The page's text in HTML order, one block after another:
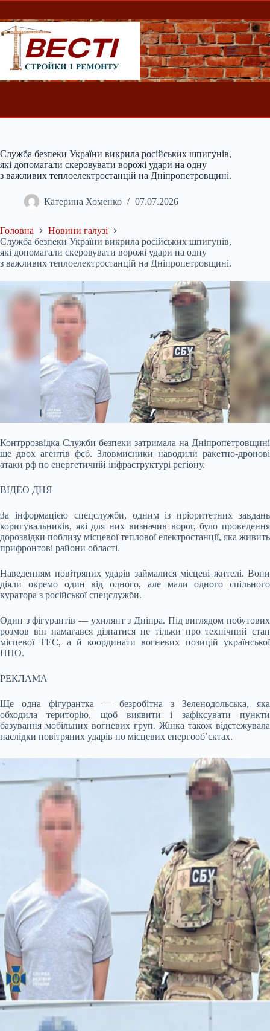
Перейти
вмісту
Служба безпеки України викрила російських шпигунів,
які допомагали скеровувати ворожі удари на одну
з важливих теплоелектростанцій на Дніпропетровщині.
Катерина Хоменко 07.07.2026
Головна
Новини галузі
Служба безпеки України викрила російських шпигунів,
які допомагали скеровувати ворожі удари на одну
з важливих теплоелектростанцій на Дніпропетровщині.
Контррозвідка Служби безпеки затримала на Дніпропетровщині
ще двох агентів фсб. Зловмисники наводили ракетно-дронові
атаки рф по енергетичній інфраструктурі регіону.
ВІДЕО ДНЯ
За інформацією спецслужби, одним із пріоритетних завдань
коригувальників, які для них визначив ворог, було проведення
дорозвідки поблизу місцевої теплової електростанції, яка живить
прифронтові райони області.
Наведенням повітряних ударів займалися місцеві жителі. Вони
діяли окремо один від одного, але мали одного спільного
куратора з російської спецслужби.
Один з фігурантів — ухилянт з Дніпра. Під виглядом побутових
розмов він намагався дізнатися не тільки про технічний стан
місцевої ТЕС, а й координати вогневих позицій української
ППО.
РЕКЛАМА
Ще одна фігурантка — безробітна з Зеленодольська, яка
обходила територію, щоб виявити і зафіксувати пункти
базування мобільних вогневих груп. Жінка також відстежувала
наслідки повітряних ударів по місцевих енергооб’єктах.